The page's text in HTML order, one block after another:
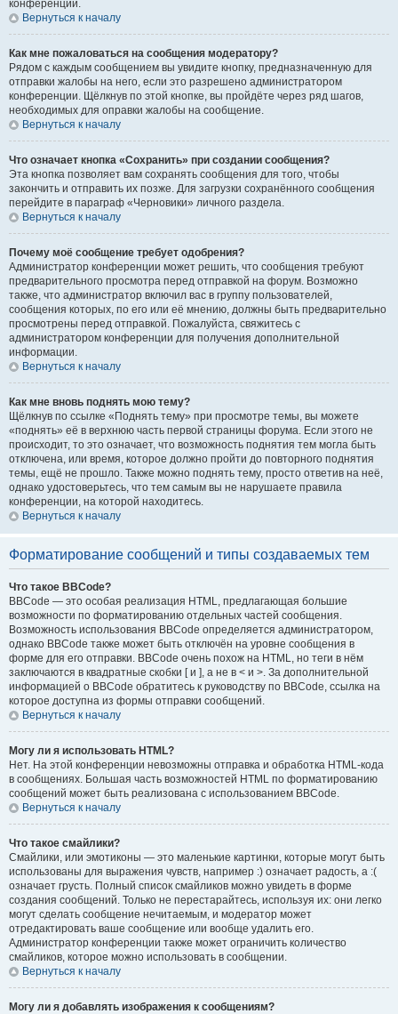
конференции.
Вернуться к началу
Как мне пожаловаться на сообщения модератору?
Рядом с каждым сообщением вы увидите кнопку, предназначенную для
отправки жалобы на него, если это разрешено администратором
конференции. Щёлкнув по этой кнопке, вы пройдёте через ряд шагов,
необходимых для оправки жалобы на сообщение.
Вернуться к началу
Что означает кнопка «Сохранить» при создании сообщения?
Эта кнопка позволяет вам сохранять сообщения для того, чтобы
закончить и отправить их позже. Для загрузки сохранённого сообщения
перейдите в параграф «Черновики» личного раздела.
Вернуться к началу
Почему моё сообщение требует одобрения?
Администратор конференции может решить, что сообщения требуют
предварительного просмотра перед отправкой на форум. Возможно
также, что администратор включил вас в группу пользователей,
сообщения которых, по его или её мнению, должны быть предварительно
просмотрены перед отправкой. Пожалуйста, свяжитесь с
администратором конференции для получения дополнительной
информации.
Вернуться к началу
Как мне вновь поднять мою тему?
Щёлкнув по ссылке «Поднять тему» при просмотре темы, вы можете
«поднять» её в верхнюю часть первой страницы форума. Если этого не
происходит, то это означает, что возможность поднятия тем могла быть
отключена, или время, которое должно пройти до повторного поднятия
темы, ещё не прошло. Также можно поднять тему, просто ответив на неё,
однако удостоверьтесь, что тем самым вы не нарушаете правила
конференции, на которой находитесь.
Вернуться к началу
Форматирование сообщений и типы создаваемых тем
Что такое BBCode?
BBCode — это особая реализация HTML, предлагающая большие
возможности по форматированию отдельных частей сообщения.
Возможность использования BBCode определяется администратором,
однако BBCode также может быть отключён на уровне сообщения в
форме для его отправки. BBCode очень похож на HTML, но теги в нём
заключаются в квадратные скобки [ и ], а не в < и >. За дополнительной
информацией о BBCode обратитесь к руководству по BBCode, ссылка на
которое доступна из формы отправки сообщений.
Вернуться к началу
Могу ли я использовать HTML?
Нет. На этой конференции невозможны отправка и обработка HTML-кода
в сообщениях. Большая часть возможностей HTML по форматированию
сообщений может быть реализована с использованием BBCode.
Вернуться к началу
Что такое смайлики?
Смайлики, или эмотиконы — это маленькие картинки, которые могут быть
использованы для выражения чувств, например :) означает радость, а :(
означает грусть. Полный список смайликов можно увидеть в форме
создания сообщений. Только не перестарайтесь, используя их: они легко
могут сделать сообщение нечитаемым, и модератор может
отредактировать ваше сообщение или вообще удалить его.
Администратор конференции также может ограничить количество
смайликов, которое можно использовать в сообщении.
Вернуться к началу
Могу ли я добавлять изображения к сообщениям?